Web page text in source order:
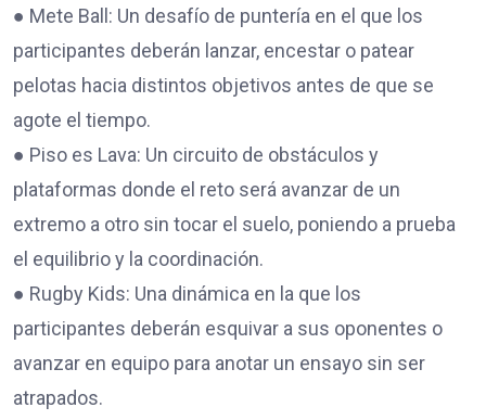
● Mete Ball: Un desafío de puntería en el que los
participantes deberán lanzar, encestar o patear
pelotas hacia distintos objetivos antes de que se
agote el tiempo.
● Piso es Lava: Un circuito de obstáculos y
plataformas donde el reto será avanzar de un
extremo a otro sin tocar el suelo, poniendo a prueba
el equilibrio y la coordinación.
● Rugby Kids: Una dinámica en la que los
participantes deberán esquivar a sus oponentes o
avanzar en equipo para anotar un ensayo sin ser
atrapados.